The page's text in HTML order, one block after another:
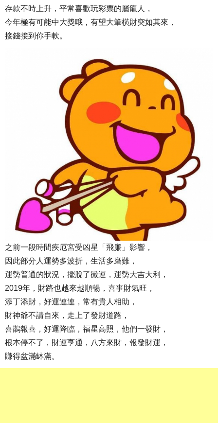
存款不時上升，平常喜歡玩彩票的屬龍人，
今年極有可能中大獎哦，有望大筆橫財突如其來，
接錢接到你手軟。
之前一段時間疾厄宮受凶星「飛廉」影響，
因此部分人運勢多波折，生活多磨難，
運勢普通的狀況，擺脫了黴運，運勢大吉大利，
2019年，財路也越來越順暢，喜事財氣旺，
添丁添財，好運連連，常有貴人相助，
財神爺不請自來，走上了發財道路，
喜鵲報喜，好運降臨，福星高照，他們一發財，
根本停不了，財運亨通，八方來財，報發財運，
賺得盆滿缽滿。